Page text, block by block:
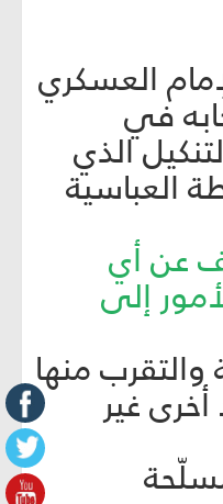
العسكري
في
الذي
العباسية
عن أي
إلى
منها
غير